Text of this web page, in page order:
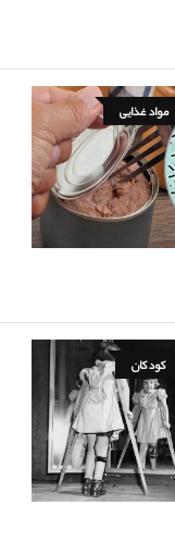
مواد غذایی
کودکان